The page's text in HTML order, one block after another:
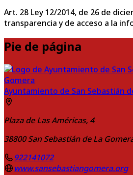
Art. 28 Ley 12/2014, de 26 de
transparencia y de acceso a la
Pie de página
Ayuntamiento de San Sebastián
Plaza de Las Américas, 4
38800 San Sebastián de La
922141072
www.sansebastiangomera.org